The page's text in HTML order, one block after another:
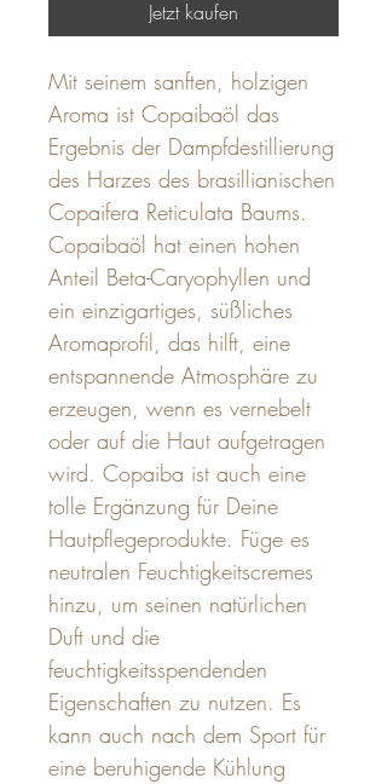
Jetzt kaufen
Mit seinem sanften, holzigen
Aroma ist Copaibaöl das
Ergebnis der Dampfdestillierung
des Harzes des brasillianischen
Copaifera Reticulata Baums.
Copaibaöl hat einen hohen
Anteil Beta-Caryophyllen und
ein einzigartiges, süßliches
Aromaprofil, das hilft, eine
entspannende Atmosphäre zu
erzeugen, wenn es vernebelt
oder auf die Haut aufgetragen
wird. Copaiba ist auch eine
tolle Ergänzung für Deine
Hautpflegeprodukte. Füge es
neutralen Feuchtigkeitscremes
hinzu, um seinen natürlichen
Duft und die
feuchtigkeitsspendenden
Eigenschaften zu nutzen. Es
kann auch nach dem Sport für
eine beruhigende Kühlung